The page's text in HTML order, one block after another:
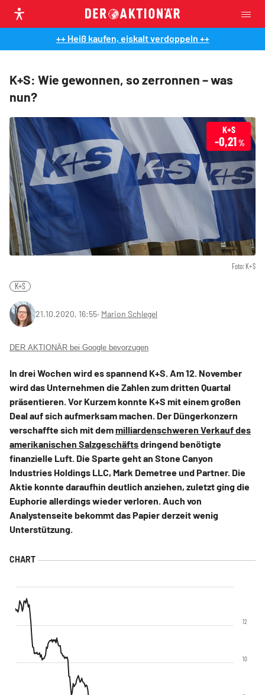
++ Heiß kaufen, eiskalt verdoppeln ++
K+S: Wie gewonnen, so zerronnen – was
nun?
Foto: K+S
K+S
-0,21%
K+S
21.10.2020, 16:55‧ Marion Schlegel
DER AKTIONÄR bei Google bevorzugen
In drei Wochen wird es spannend K+S. Am 12. November
wird das Unternehmen die Zahlen zum dritten Quartal
präsentieren. Vor Kurzem konnte K+S mit einem großen
Deal auf sich aufmerksam machen. Der Düngerkonzern
verschaffte sich mit demmilliardenschweren Verkauf des
amerikanischen Salzgeschäftsdringend benötigte
finanzielle Luft. Die Sparte geht an Stone Canyon
Industries Holdings LLC, Mark Demetree und Partner. Die
Aktie konnte daraufhin deutlich anziehen, zuletzt ging die
Euphorie allerdings wieder verloren. Auch von
Analystenseite bekommt das Papier derzeit wenig
Unterstützung.
10
12